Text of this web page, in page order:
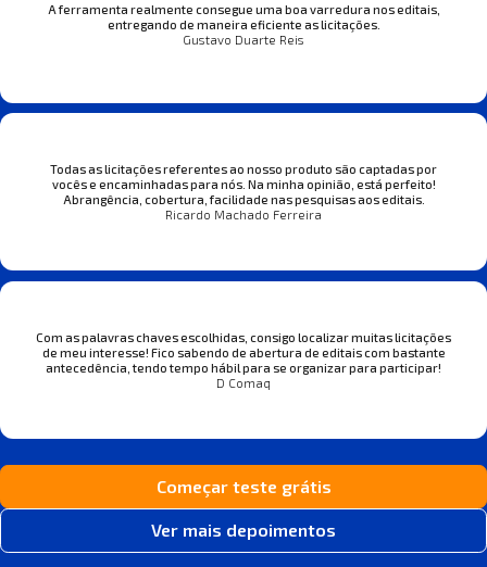
A ferramenta realmente consegue uma boa varredura nos editais,
entregando de maneira eficiente as licitações.
Gustavo Duarte Reis
Todas as licitações referentes ao nosso produto são captadas por
vocês e encaminhadas para nós. Na minha opinião, está perfeito!
Abrangência, cobertura, facilidade nas pesquisas aos editais.
Ricardo Machado Ferreira
Com as palavras chaves escolhidas, consigo localizar muitas licitações
de meu interesse! Fico sabendo de abertura de editais com bastante
antecedência, tendo tempo hábil para se organizar para participar!
D Comaq
Começar teste grátis
Ver mais depoimentos